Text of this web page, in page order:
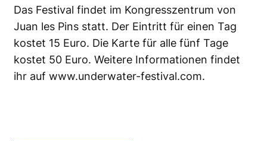
Das Festival findet im Kongresszentrum von
Juan les Pins statt. Der Eintritt für einen Tag
kostet 15 Euro. Die Karte für alle fünf Tage
kostet 50 Euro. Weitere Informationen findet
ihr auf www.underwater-festival.com.